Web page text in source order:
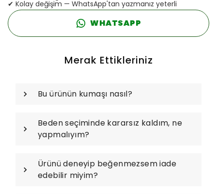
✔ Kolay değişim — WhatsApp'tan yazmanız yeterli
WHATSAPP
Merak Ettikleriniz
Bu ürünün kumaşı nasıl?
Beden seçiminde kararsız kaldım, ne
yapmalıyım?
Ürünü deneyip beğenmezsem iade
edebilir miyim?